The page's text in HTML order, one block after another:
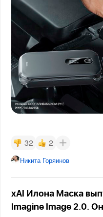
32 2
Никита Горяинов
xAI Илона Маска
Imagine Image 2.0.